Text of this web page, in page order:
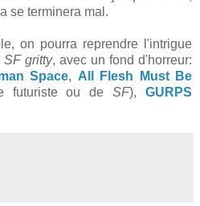
se terminera mal.
on pourra reprendre l'intrigue
SF gritty, avec un fond d'horreur:
Space, All Flesh Must Be
futuriste ou deSF), GURPS